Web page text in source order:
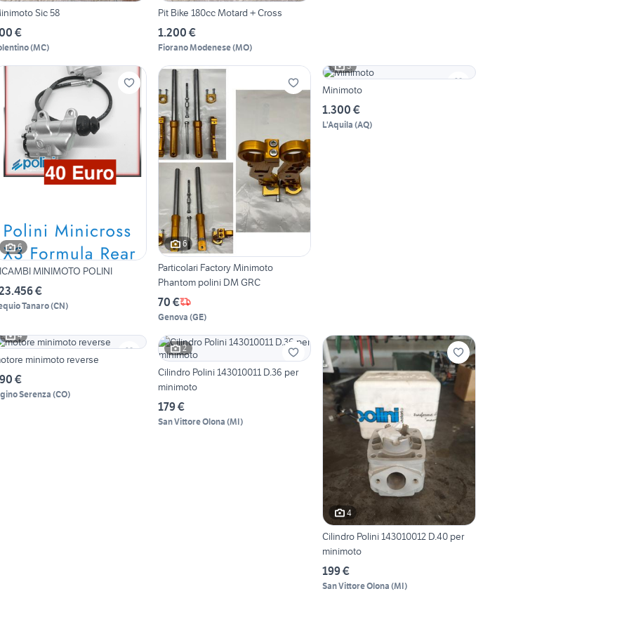
Sic 58
€
(MC)
Pit Bike 180cc Motard + Cross
1.200 €
Fiorano Modenese(MO)
6
MINIMOTO POLINI
€
Tanaro(CN)
6
Particolari Factory Minimoto
Phantom polini DM GRC
70 €
Genova (GE)
3
Minimoto
1.300 €
L'Aquila (AQ)
4
minimoto reverse
€
Serenza (CO)
2
Cilindro Polini 143010011 D.36 per
minimoto
179 €
San Vittore Olona (MI)
4
Cilindro Polini 143010012 D.40 per
minimoto
199 €
San Vittore Olona (MI)